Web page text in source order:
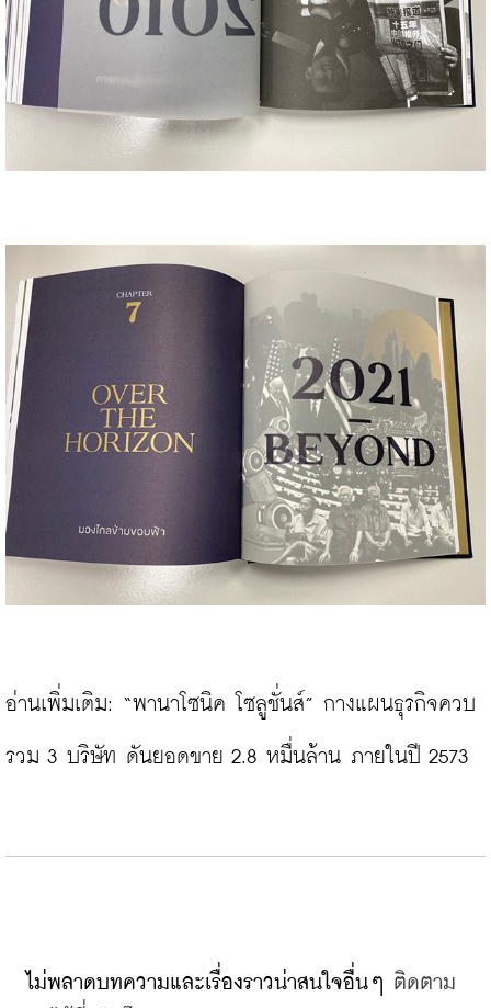
อ่านเพิ่มเติม: “พานาโซนิค โซลูชั่นส์” กางแผนธุรกิจควบ
รวม 3 บริษัท ดันยอดขาย 2.8 หมื่นล้าน ภายในปี 2573
ไม่พลาดบทความและเรื่องราวน่าสนใจอื่นๆ ติดตาม